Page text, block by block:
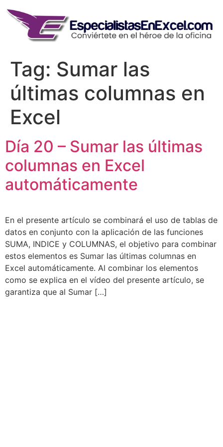
content
Tag: Sumar las
últimas columnas en
Excel
Día 20 – Sumar las últimas
columnas en Excel
automáticamente
En el presente artículo se combinará el uso de tablas de
datos en conjunto con la aplicación de las funciones
SUMA, INDICE y COLUMNAS, el objetivo para combinar
estos elementos es Sumar las últimas columnas en
Excel automáticamente. Al combinar los elementos
como se explica en el vídeo del presente artículo, se
garantiza que al Sumar […]